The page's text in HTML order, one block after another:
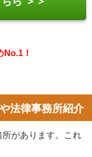
！
法律事務所紹介
があります。これ